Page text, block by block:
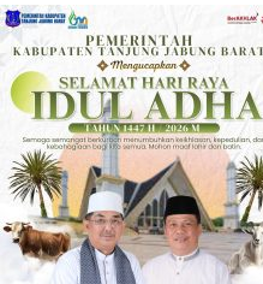
HP +62
HOME REDAKSI
DISCLAIMER
COPYRIGHT © 2026